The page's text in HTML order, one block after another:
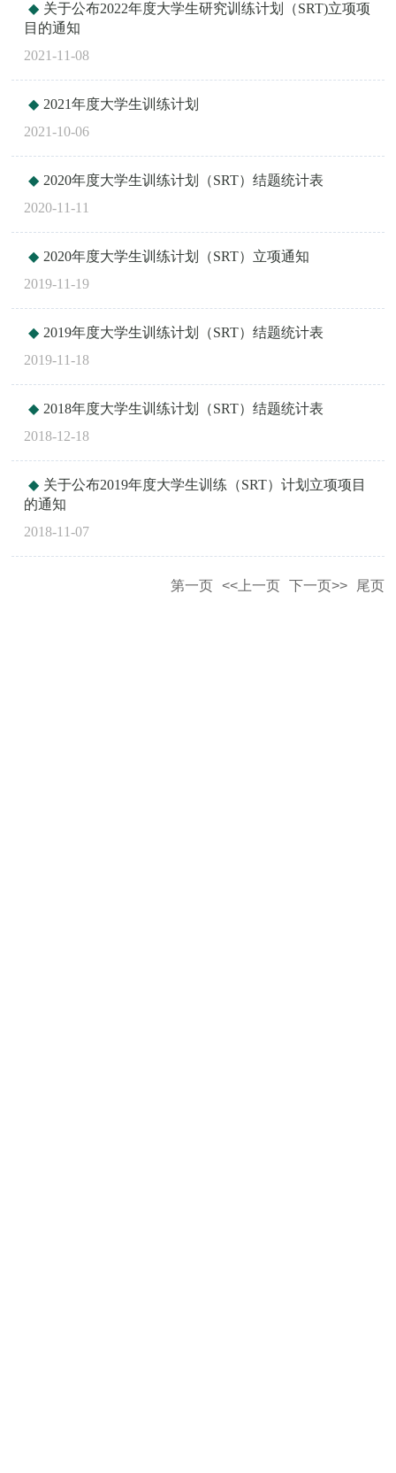
关于公布2022年度大学生研究训练计划（SRT)立项项
目的通知
2021-11-08
2021年度大学生训练计划
2021-10-06
2020年度大学生训练计划（SRT）结题统计表
2020-11-11
2020年度大学生训练计划（SRT）立项通知
2019-11-19
2019年度大学生训练计划（SRT）结题统计表
2019-11-18
2018年度大学生训练计划（SRT）结题统计表
2018-12-18
关于公布2019年度大学生训练（SRT）计划立项项目
的通知
2018-11-07
第一页 <<上一页 下一页>> 尾页